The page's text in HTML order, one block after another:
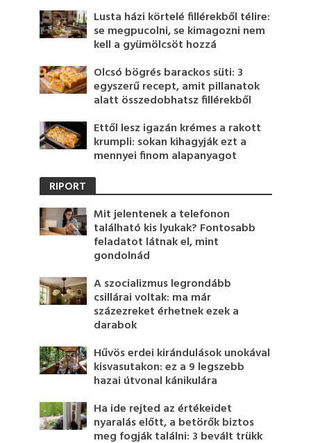
Lusta házi körtelé fillérekből télire:
se megpucolni, se kimagozni nem
kell a gyümölcsöt hozzá
Olcsó bögrés barackos süti: 3
egyszerű recept, amit pillanatok
alatt összedobhatsz fillérekből
Ettől lesz igazán krémes a rakott
krumpli: sokan kihagyják ezt a
mennyei finom alapanyagot
RIPORT
Mit jelentenek a telefonon
található kis lyukak? Fontosabb
feladatot látnak el, mint
gondolnád
A szocializmus legrondább
csillárai voltak: ma már
százezreket érhetnek ezek a
darabok
Hűvös erdei kirándulások unokával
kisvasutakon: ez a 9 legszebb
hazai útvonal kánikulára
Ha ide rejted az értékeidet
nyaralás előtt, a betörők biztos
meg fogják találni: 3 bevált trükk